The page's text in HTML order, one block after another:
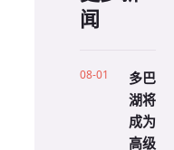
闻
08-01
多巴
湖将
成为
高级